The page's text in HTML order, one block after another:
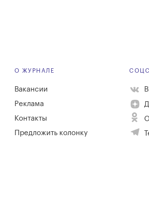
О ЖУРНАЛЕ
Вакансии
Реклама
Контакты
Предложить колонку